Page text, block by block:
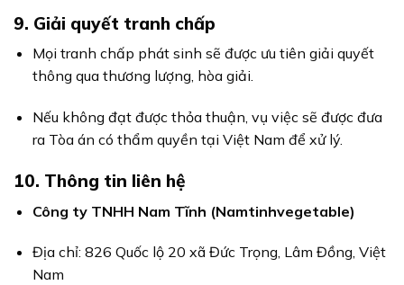
9. Giải quyết tranh chấp
Mọi tranh chấp phát sinh sẽ được ưu tiên giải quyết
thông qua thương lượng, hòa giải.
Nếu không đạt được thỏa thuận, vụ việc sẽ được đưa
ra Tòa án có thẩm quyền tại Việt Nam để xử lý.
10. Thông tin liên hệ
Công ty TNHH Nam Tĩnh (Namtinhvegetable)
Địa chỉ: 826 Quốc lộ 20 xã Đức Trọng, Lâm Đồng, Việt
Nam